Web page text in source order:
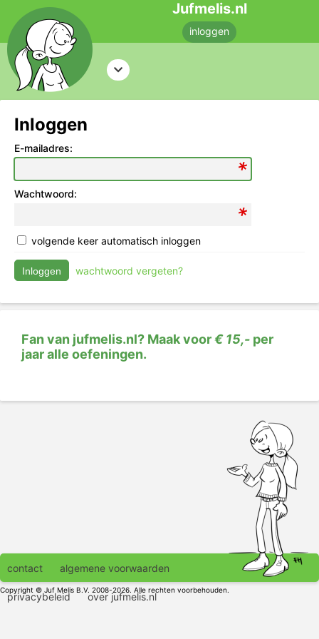
Jufmelis.nl
inloggen
Inloggen
E-mailadres:
Wachtwoord:
volgende keer automatisch inloggen
Inloggen wachtwoord vergeten?
Fan van jufmelis.nl? Maak voor€ 15,- per
jaar alle oefeningen.
contact algemene voorwaarden
privacybeleid over jufmelis.nl
Copyright © Juf Melis B.V. 2008-2026. Alle rechten voorbehouden.